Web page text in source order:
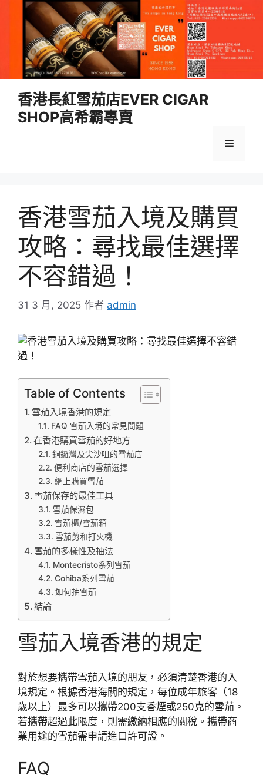
香港長紅雪茄店EVER CIGAR
SHOP高希霸專賣
選
香港雪茄入境及購買
攻略：尋找最佳選擇
不容錯過！
31 3 月, 2025 作者 admin
Table of Contents
雪茄入境香港的規定
FAQ 雪茄入境的常見問題
在香港購買雪茄的好地方
銅鑼灣及尖沙咀的雪茄店
便利商店的雪茄選擇
網上購買雪茄
雪茄保存的最佳工具
雪茄保濕包
雪茄櫃/雪茄箱
雪茄剪和打火機
雪茄的多樣性及抽法
Montecristo系列雪茄
Cohiba系列雪茄
如何抽雪茄
結論
雪茄入境香港的規定
對於想要攜帶雪茄入境的朋友，必須清楚香港的入
境規定。根據香港海關的規定，每位成年旅客（18
歲以上）最多可以攜帶200支香煙或250克的雪茄。
若攜帶超過此限度，則需繳納相應的關稅。攜帶商
業用途的雪茄需申請進口許可證。
FAQ